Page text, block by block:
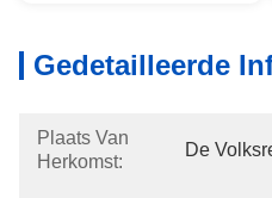
Gedetailleerde
Plaats Van
Herkomst:
De